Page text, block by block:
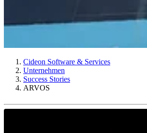
Cideon Software & Services
Unternehmen
Success Stories
ARVOS